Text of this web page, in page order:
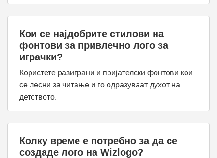
Кои се најдобрите стилови на
фонтови за привлечно лого за
играчки?
Користете разиграни и пријателски фонтови кои
се лесни за читање и го одразуваат духот на
детството.
Колку време е потребно за да се
создаде лого на Wizlogo?